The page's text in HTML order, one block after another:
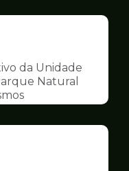
da Unidade
Natural